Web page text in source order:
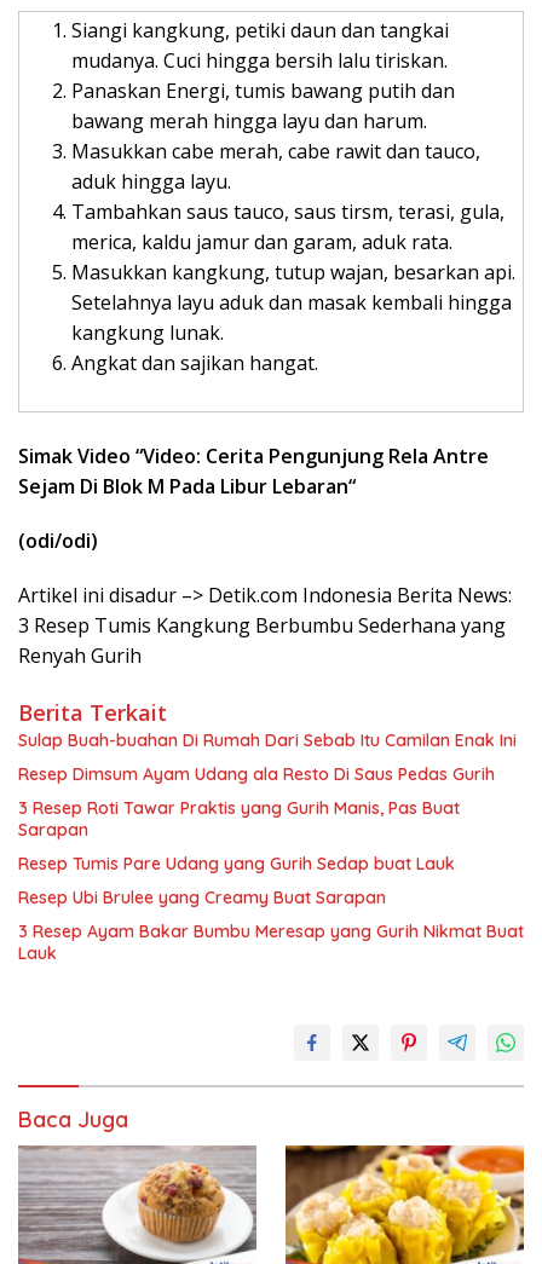
Siangi kangkung, petiki daun dan tangkai
mudanya. Cuci hingga bersih lalu tiriskan.
Panaskan Energi, tumis bawang putih dan
bawang merah hingga layu dan harum.
Masukkan cabe merah, cabe rawit dan tauco,
aduk hingga layu.
Tambahkan saus tauco, saus tirsm, terasi, gula,
merica, kaldu jamur dan garam, aduk rata.
Masukkan kangkung, tutup wajan, besarkan api.
Setelahnya layu aduk dan masak kembali hingga
kangkung lunak.
Angkat dan sajikan hangat.
Simak Video “Video: Cerita Pengunjung Rela Antre
Sejam Di Blok M Pada Libur Lebaran“
(odi/odi)
Artikel ini disadur –> Detik.com Indonesia Berita News:
3 Resep Tumis Kangkung Berbumbu Sederhana yang
Renyah Gurih
Berita Terkait
Sulap Buah-buahan Di Rumah Dari Sebab Itu Camilan Enak Ini
Resep Dimsum Ayam Udang ala Resto Di Saus Pedas Gurih
3 Resep Roti Tawar Praktis yang Gurih Manis, Pas Buat
Sarapan
Resep Tumis Pare Udang yang Gurih Sedap buat Lauk
Resep Ubi Brulee yang Creamy Buat Sarapan
3 Resep Ayam Bakar Bumbu Meresap yang Gurih Nikmat Buat
Lauk
Baca Juga